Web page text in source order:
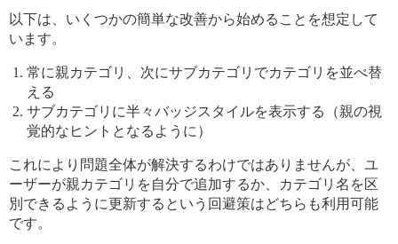
以下は、いくつかの簡単な改善から始めることを想定して
います。
常に親カテゴリ、次にサブカテゴリでカテゴリを並べ替
える
サブカテゴリに半々バッジスタイルを表示する（親の視
覚的なヒントとなるように）
これにより問題全体が解決するわけではありませんが、ユ
ーザーが親カテゴリを自分で追加するか、カテゴリ名を区
別できるように更新するという回避策はどちらも利用可能
です。